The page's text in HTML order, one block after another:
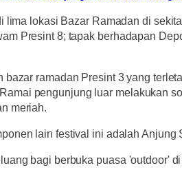
lokasi Bazar Ramadan di
Presint 8; tapak berhadapan
ramadan Presint 3 yang
pengunjung luar melakukan
meriah.
lain festival ini adalah
bagi berbuka puasa 'outdoor'